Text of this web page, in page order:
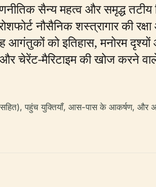
सैन्य महत्व और समृद्ध तटीय
नौसैनिक शस्त्रागार की
को इतिहास, मनोरम दृश्यों
चेरेंट-मैरिटाइम की खोज करने
सहित), पहुंच युक्तियाँ, आस-पास के आकर्षण, और